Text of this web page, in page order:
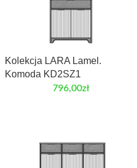
Kolekcja LARA Lamel.
Komoda KD2SZ1
796,00zł